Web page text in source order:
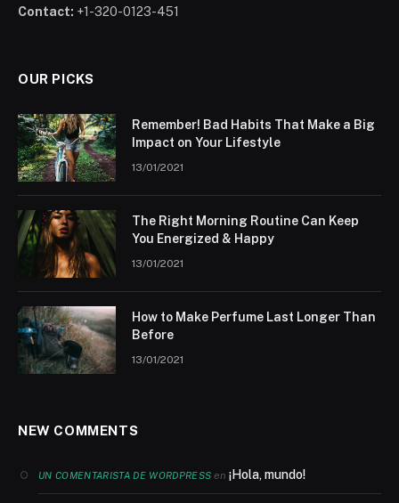
Contact: +1-320-0123-451
OUR PICKS
Remember! Bad Habits That Make a Big
Impact on Your Lifestyle
13/01/2021
The Right Morning Routine Can Keep
You Energized & Happy
13/01/2021
How to Make Perfume Last Longer Than
Before
13/01/2021
NEW COMMENTS
UN COMENTARISTA DE WORDPRESS en¡Hola, mundo!